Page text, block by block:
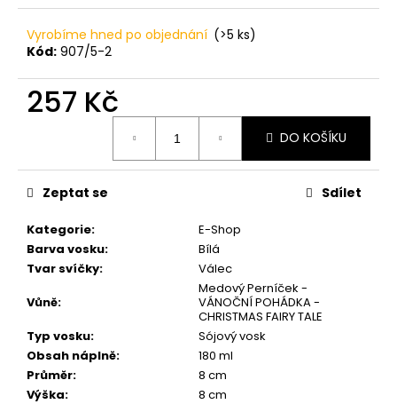
Vyrobíme hned po objednání (>5 ks)
Kód: 907/5-2
257 Kč
DO KOŠÍKU
Kategorie:
E-Shop
Barva vosku:
Bílá
Tvar svíčky:
Válec
Vůně:
Medový Perníček -
VÁNOČNÍ POHÁDKA -
CHRISTMAS FAIRY TALE
Typ vosku:
Sójový vosk
Obsah náplně:
180 ml
Průměr:
8 cm
Výška: 8 cm
Zeptat se Sdílet
o
u
č
u
e
PŘÍRODNÍ
VONNÁ
SVÍČKA
SÓJOVÁ
AROMKA
SET
10
KS
ČAJOVÝCH
SVÍČEK